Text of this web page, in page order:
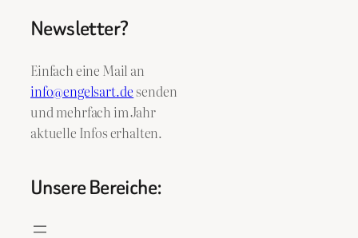
Newsletter?
Einfach eine Mail an
info@engelsart.desenden
und mehrfach im Jahr
aktuelle Infos erhalten.
Unsere Bereiche: